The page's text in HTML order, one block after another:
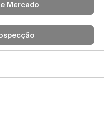
Mercado